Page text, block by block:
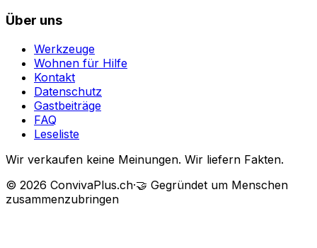
Über uns
Werkzeuge
Wohnen für Hilfe
Kontakt
Datenschutz
Gastbeiträge
FAQ
Leseliste
Wir verkaufen keine Meinungen. Wir liefern Fakten.
© 2026 ConvivaPlus.ch·🤝 Gegründet um Menschen
zusammenzubringen